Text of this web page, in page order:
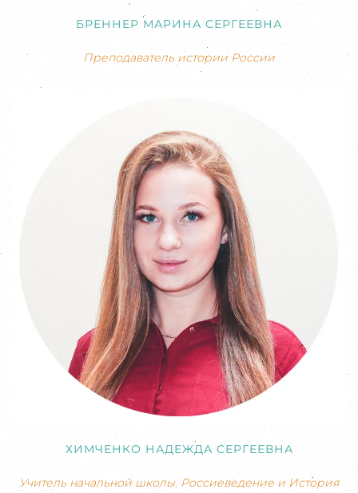
БРЕННЕР МАРИНА СЕРГЕЕВНА
Преподаватель истории России
ХИМЧЕНКО НАДЕЖДА СЕРГЕЕВНА
Учитель начальной школы. Россиеведение и История